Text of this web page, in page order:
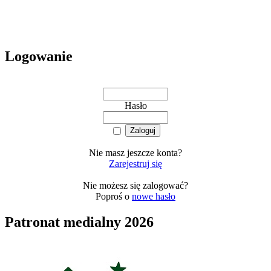
Logowanie
Hasło
Nie masz jeszcze konta?
Zarejestruj się
Nie możesz się zalogować?
Poproś o nowe hasło
Patronat medialny 2026